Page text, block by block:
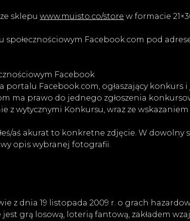
sklepu www.muisto.co/store w formacie
Facebook.com pod
Facebook
Facebook.com, ogłaszający konkurs i
ma prawo do jednego zgłoszenia
wytycznymi Konkursu, wraz ze
aś akurat to konkretne zdjęcie. W dowolny
opis wybranej fotografii.
dnia 19 listopada 2009 r. o grach
jest grą losową, loterią fantową, zakładem